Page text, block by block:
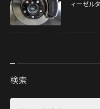
ィーゼル
検索